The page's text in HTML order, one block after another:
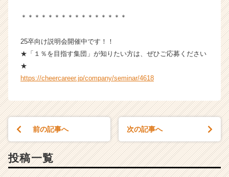
＊＊＊＊＊＊＊＊＊＊＊＊＊＊＊＊
25卒向け説明会開催中です！！
★「１％を目指す集団」が知りたい方は、ぜひご応募ください
★
https://cheercareer.jp/company/seminar/4618
前の記事へ 次の記事へ
投稿一覧